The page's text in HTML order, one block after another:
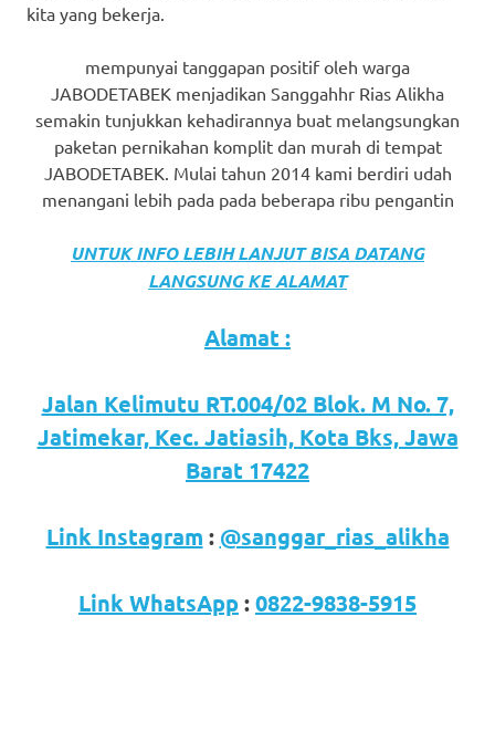
kita yang bekerja.
mempunyai tanggapan positif oleh warga
JABODETABEK menjadikan Sanggahhr Rias Alikha
semakin tunjukkan kehadirannya buat melangsungkan
paketan pernikahan komplit dan murah di tempat
JABODETABEK. Mulai tahun 2014 kami berdiri udah
menangani lebih pada pada beberapa ribu pengantin
UNTUK INFO LEBIH LANJUT BISA DATANG
LANGSUNG KE ALAMAT
Alamat :
Jalan Kelimutu RT.004/02 Blok. M No. 7,
Jatimekar, Kec. Jatiasih, Kota Bks, Jawa
Barat 17422
Link Instagram : @sanggar_rias_alikha
Link WhatsApp:0822-9838-5915